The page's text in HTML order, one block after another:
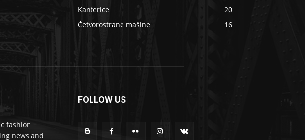
Kanterice
20
Četvorostrane mašine
16
fashion
news and
FOLLOW US